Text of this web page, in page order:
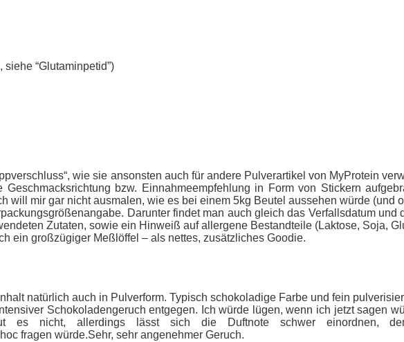
“Glutaminpetid”)
wie sie ansonsten auch für andere Pulverartikel von MyProtein
bzw. Einnahmeempfehlung in Form von Stickern
will mir gar nicht ausmalen, wie es bei einem 5kg Beutel aussehen würde (und
Darunter findet man auch gleich das Verfallsdatum und
Zutaten, sowie ein Hinweiß auf allergene Bestandteile (Laktose, Soja,
ein großzügiger Meßlöffel – als nettes, zusätzliches Goodie.
natürlich auch in Pulverform. Typisch schokoladige Farbe und fein
Schokoladengeruch entgegen. Ich würde lügen, wenn ich jetzt sagen
es nicht, allerdings lässt sich die Duftnote schwer einordnen,
hoc fragen würde.Sehr, sehr angenehmer Geruch.